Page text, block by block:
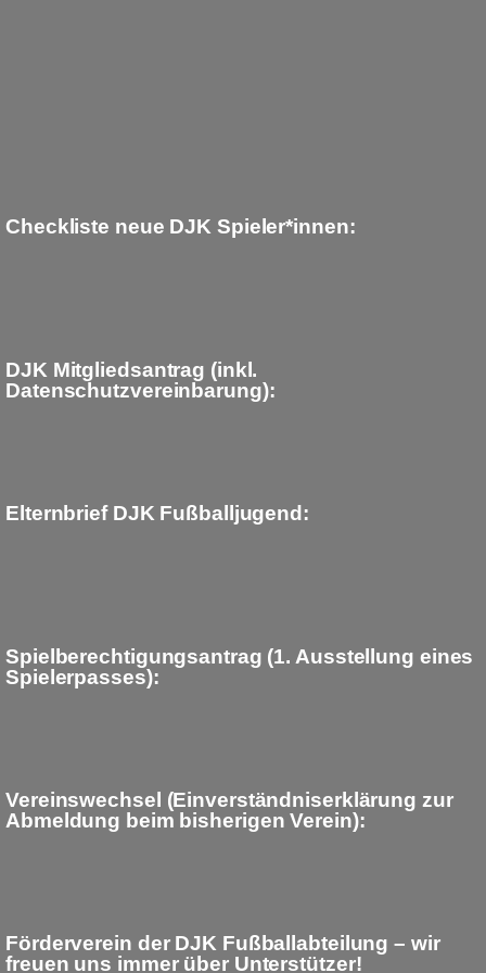
Checkliste neue DJK Spieler*innen:
DJK Mitgliedsantrag (inkl.
Datenschutzvereinbarung):
Elternbrief DJK Fußballjugend:
Spielberechtigungsantrag (1. Ausstellung eines
Spielerpasses):
Vereinswechsel (Einverständniserklärung zur
Abmeldung beim bisherigen Verein):
Förderverein der DJK Fußballabteilung – wir
freuen uns immer über Unterstützer!